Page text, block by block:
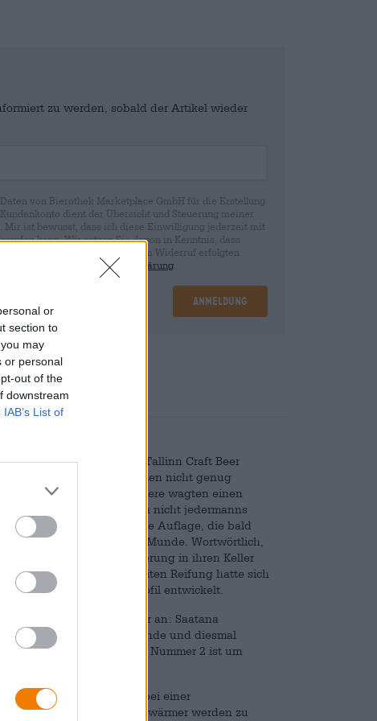
or
section to
may
or personal
out of the
downstream
IAB’s List of
zu werden, sobald der Artikel wieder
von Bierothek Marketplace GmbH für die Erstellung
dient der Übersicht und Steuerung meiner
ist bewusst, dass ich diese Einwilligung jederzeit mit
kann. Wir setzen Sie davon in Kenntnis, dass
der Einwilligung bis zum Widerruf erfolgten
Sie in unserer
Datenschutzerklärung
Anmeldung
Pfand € 0,08
wurde anlässlich des Tallinn Craft Beer
vielseitig: Die einen konnten nicht genug
Konsistent, andere wagten einen
wuchtige Süße war einfach nicht jedermanns
gab es eine relativ kleine Auflage, die bald
das Bier wieder in aller Munde. Wortwörtlich,
edlen Tropfen zur Lagerung in ihren Keller
Im Laufe der zweiten Reifung hatte sich
und tiefen Geschmacksprofil entwickelt.
nun sieben Jahre später an: Saatana
geht in die zweite Runde und diesmal
Zeit genommen. Auflage Nummer 2 ist um
empfiehlt die Brauerei bei einer
das Bier dann langsam wärmer werden zu